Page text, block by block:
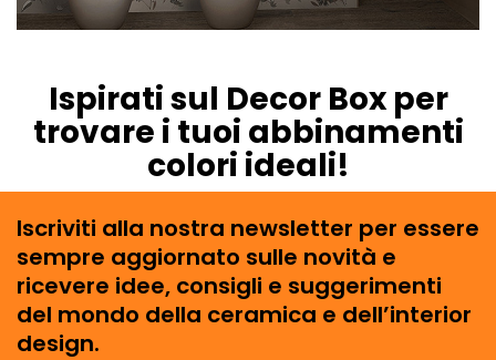
Ispirati sul Decor Box per
trovare i tuoi abbinamenti
colori ideali!
Iscriviti alla nostra newsletter per essere
sempre aggiornato sulle novità e
ricevere idee, consigli e suggerimenti
del mondo della ceramica e dell’interior
design.